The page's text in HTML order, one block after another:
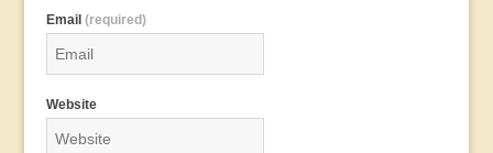
Email(required)
Website